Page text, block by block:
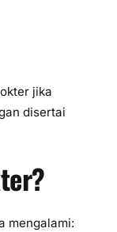
jika
disertai
mengalami: